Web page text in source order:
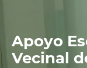
Apoyo
Vecinal